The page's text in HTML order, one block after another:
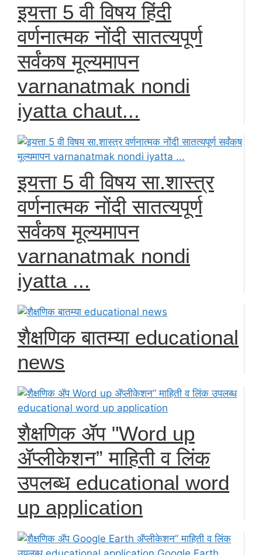
इयत्ता 5 वी विषय हिंदी
वर्णनात्मक नोंदी सातत्यपूर्ण
सर्वंकष मूल्यमापन
varnanatmak nondi
iyatta chaut...
इयत्ता 5 वी विषय सा.शास्त्र
वर्णनात्मक नोंदी सातत्यपूर्ण
सर्वंकष मूल्यमापन
varnanatmak nondi
iyatta ...
शैक्षणिक बातम्या educational
news
शैक्षणिक ॲप "Word up
ॲप्लीकेशन” माहिती व लिंक
उपलब्ध educational word
up application